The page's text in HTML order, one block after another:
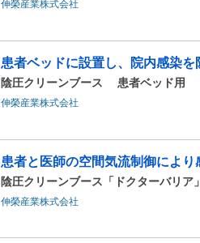
伸榮産業株式会社
患者ベッドに設置し、院内感染を
陰圧クリーンブース 患者ベッド用
伸榮産業株式会社
患者と医師の空間気流制御により
陰圧クリーンブース「ドクターバリア
伸榮産業株式会社